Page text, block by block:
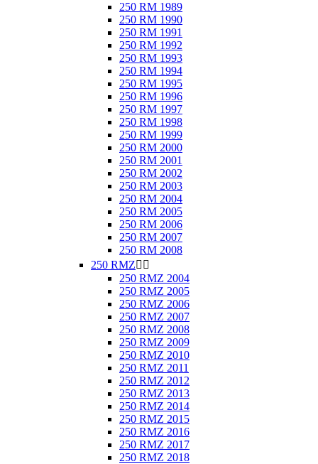
250 RM 1989
250 RM 1990
250 RM 1991
250 RM 1992
250 RM 1993
250 RM 1994
250 RM 1995
250 RM 1996
250 RM 1997
250 RM 1998
250 RM 1999
250 RM 2000
250 RM 2001
250 RM 2002
250 RM 2003
250 RM 2004
250 RM 2005
250 RM 2006
250 RM 2007
250 RM 2008
250 RMZ 
250 RMZ 2004
250 RMZ 2005
250 RMZ 2006
250 RMZ 2007
250 RMZ 2008
250 RMZ 2009
250 RMZ 2010
250 RMZ 2011
250 RMZ 2012
250 RMZ 2013
250 RMZ 2014
250 RMZ 2015
250 RMZ 2016
250 RMZ 2017
250 RMZ 2018